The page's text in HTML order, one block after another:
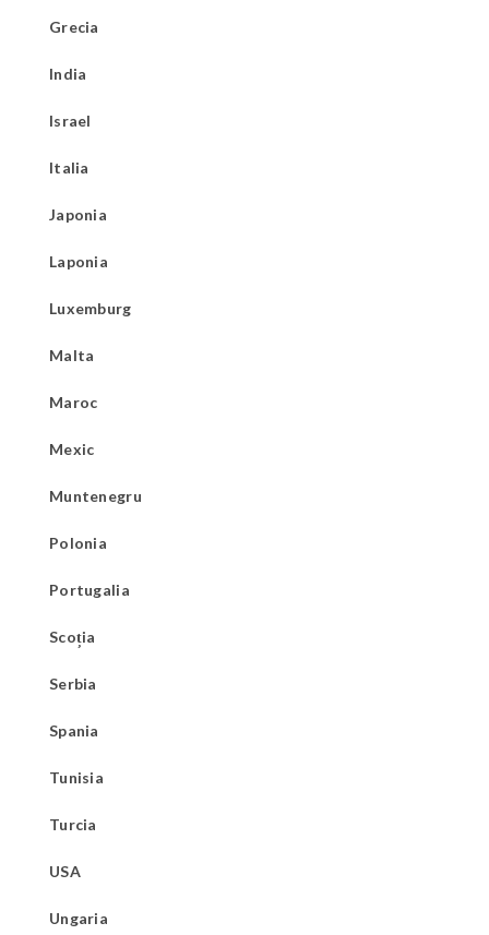
Grecia
India
Israel
Italia
Japonia
Laponia
Luxemburg
Malta
Maroc
Mexic
Muntenegru
Polonia
Portugalia
Scoția
Serbia
Spania
Tunisia
Turcia
USA
Ungaria